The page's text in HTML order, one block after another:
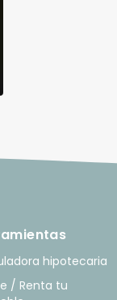
hipotecaria
/ Renta tu